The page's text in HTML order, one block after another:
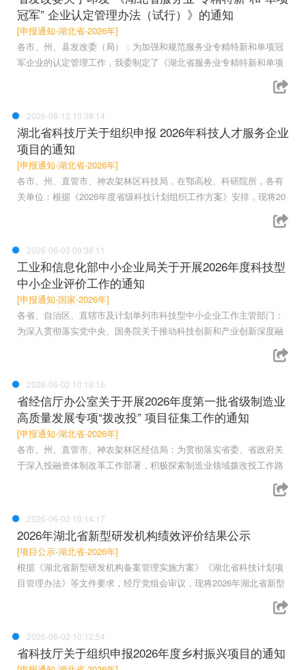
冠军” 企业认定管理办法（试行）》的通知
[申报通知-湖北省-2026年]
各市、州、县发改委（局）：为加强和规范服务业专精特新和单项冠
军企业的认定管理工作，我委制定了《湖北省服务业专精特新和单项
2026-06-12 10:39:14
湖北省科技厅关于组织申报 2026年科技人才服务企业
项目的通知
[申报通知-湖北省-2026年]
各市、州、直管市、神农架林区科技局，在鄂高校、科研院所，各有
关单位：根据《2026年度省级科技计划组织工作方案》安排，现将20
2026-06-03 09:38:11
工业和信息化部中小企业局关于开展2026年度科技型
中小企业评价工作的通知
[申报通知-国家-2026年]
各省、自治区、直辖市及计划单列市科技型中小企业工作主管部门：
为深入贯彻落实党中央、国务院关于推动科技创新和产业创新深度融
2026-06-02 10:19:16
省经信厅办公室关于开展2026年度第一批省级制造业
高质量发展专项“拨改投” 项目征集工作的通知
[申报通知-湖北省-2026年]
各市、州、直管市、神农架林区经信局：为贯彻落实省委、省政府关
于深入投融资体制改革工作部署，积极探索制造业领域拨改投工作路
2026-06-02 10:14:17
2026年湖北省新型研发机构绩效评价结果公示
[项目公示-湖北省-2026年]
根据《湖北省新型研发机构备案管理实施方案》《湖北省科技计划项
目管理办法》等文件要求，经厅党组会审议，现将2026年湖北省新型
2026-06-02 10:12:54
省科技厅关于组织申报2026年度乡村振兴项目的通知